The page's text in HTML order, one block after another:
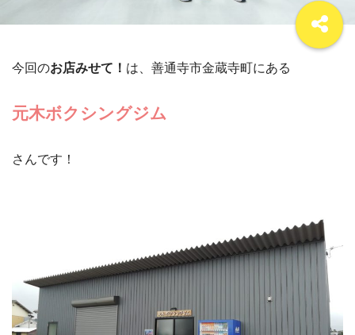
今回のお店みせて！ は、善通寺市金蔵寺町にある
元木ボクシングジム
さんです！